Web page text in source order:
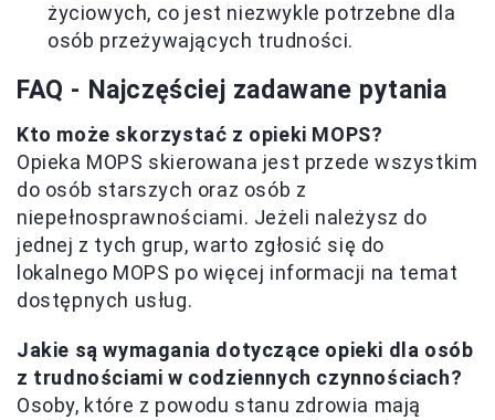
życiowych, co jest niezwykle potrzebne dla
osób przeżywających trudności.
FAQ - Najczęściej zadawane pytania
Kto może skorzystać z opieki MOPS?
Opieka MOPS skierowana jest przede wszystkim
do osób starszych oraz osób z
niepełnosprawnościami. Jeżeli należysz do
jednej z tych grup, warto zgłosić się do
lokalnego MOPS po więcej informacji na temat
dostępnych usług.
Jakie są wymagania dotyczące opieki dla osób
z trudnościami w codziennych czynnościach?
Osoby, które z powodu stanu zdrowia mają